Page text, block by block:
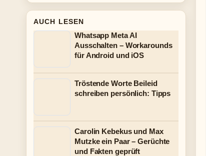
AUCH LESEN
Whatsapp Meta AI
Ausschalten – Workarounds
für Android und iOS
Tröstende Worte Beileid
schreiben persönlich: Tipps
Carolin Kebekus und Max
Mutzke ein Paar – Gerüchte
und Fakten geprüft